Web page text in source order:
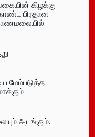
கிழக்கு
பிரதான
மேம்படுத்த
அடங்கும்.